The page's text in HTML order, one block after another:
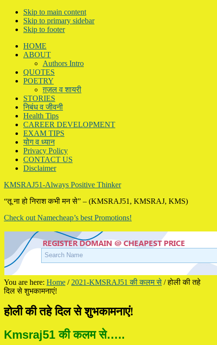
Skip to main content
Skip to primary sidebar
Skip to footer
HOME
ABOUT
Authors Intro
QUOTES
POETRY
ग़ज़ल व शायरी
STORIES
निबंध व जीवनी
Health Tips
CAREER DEVELOPMENT
EXAM TIPS
योग व ध्यान
Privacy Policy
CONTACT US
Disclaimer
KMSRAJ51-Always Positive Thinker
“तू ना हो निराश कभी मन से” – (KMSRAJ51, KMSRAJ, KMS)
Check out Namecheap’s best Promotions!
You are here: Home / 2021-KMSRAJ51 की कलम से /होली की तहे
दिल से शुभकामनाएं!
होली की तहे दिल से शुभकामनाएं!
Kmsraj51 की कलम से…..